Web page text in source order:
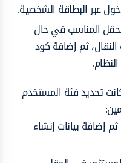
عبر البطاقة الشخصية.
المناسب في حال
النقال، ثم إضافة كود
تحديد فئة المستخدم
إضافة بيانات إنشاء